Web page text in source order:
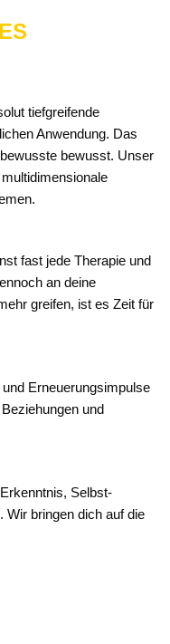
tiefgreifende
Anwendung. Das
bewusst. Unser
fast jede Therapie und
an deine
greifen, ist es Zeit für
Erneuerungsimpulse
und
Selbst-
bringen dich auf die